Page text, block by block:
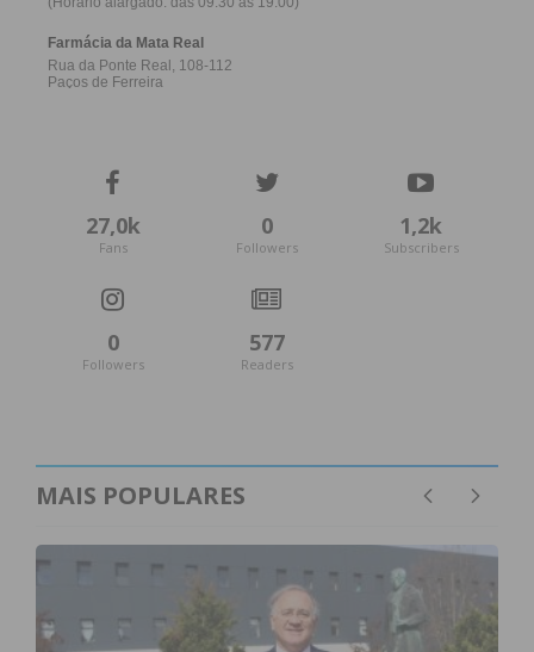
27,0k
Fans
0
Followers
1,2k
Subscribers
0
Followers
577
Readers
MAIS POPULARES